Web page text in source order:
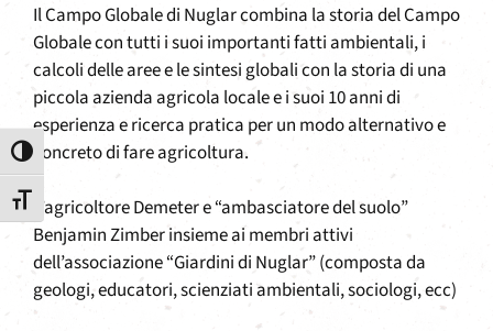
Attiva/disattiva alto contrasto
Attiva/disattiva dimensione testo
Il Campo Globale di Nuglar combina la storia del Campo
Globale con tutti i suoi importanti fatti ambientali, i
calcoli delle aree e le sintesi globali con la storia di una
piccola azienda agricola locale e i suoi 10 anni di
esperienza e ricerca pratica per un modo alternativo e
concreto di fare agricoltura.
L’agricoltore Demeter e “ambasciatore del suolo”
Benjamin Zimber insieme ai membri attivi
dell’associazione “Giardini di Nuglar” (composta da
geologi, educatori, scienziati ambientali, sociologi, ecc)